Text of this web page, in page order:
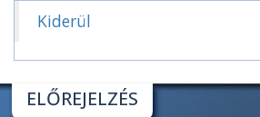
Kiderül
ELŐREJELZÉS